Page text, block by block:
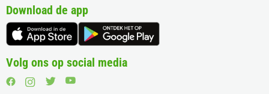
Download de app
Volg ons op social media